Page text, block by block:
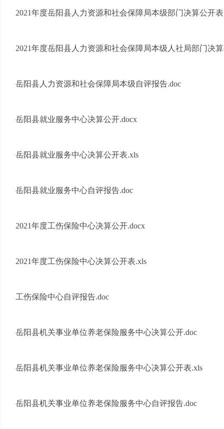
2021年度岳阳县人力资源和社会保障局本级部门决算公开
2021年度岳阳县人力资源和社会保障局本级人社局部门决
岳阳县人力资源和社会保障局本级自评报告.doc
岳阳县就业服务中心决算公开.docx
岳阳县就业服务中心决算公开表.xls
岳阳县就业服务中心自评报告.doc
2021年度工伤保险中心决算公开.docx
2021年度工伤保险中心决算公开表.xls
工伤保险中心自评报告.doc
岳阳县机关事业单位养老保险服务中心决算公开.doc
岳阳县机关事业单位养老保险服务中心决算公开表.xls
岳阳县机关事业单位养老保险服务中心自评报告.doc